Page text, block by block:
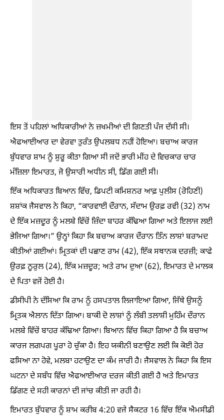
ਇਸ ਤੋਂ ਪਹਿਲਾਂ ਅਧਿਕਾਰੀਆਂ ਨੇ ਜ਼ਖਮੀਆਂ ਦੀ ਗਿਣਤੀ ਪੰਜ ਦੱਸੀ ਸੀ।
ਐਫਆਈਆਰ ਦਾ ਵੇਰਵਾ ਤੁਰੰਤ ਉਪਲਬਧ ਨਹੀਂ ਹੋਇਆ। ਬਚਾਅ ਕਾਰਜ
ਬੁੱਧਵਾਰ ਸ਼ਾਮ ਨੂੰ ਸ਼ੁਰੂ ਕੀਤਾ ਗਿਆ ਸੀ ਜਦੋਂ ਭਾਰੀ ਮੀਂਹ ਦੇ ਵਿਚਕਾਰ ਚਾਰ
ਮੰਜ਼ਿਲਾ ਇਮਾਰਤ, ਜੋ ਉਸਾਰੀ ਅਧੀਨ ਸੀ, ਡਿੱਗ ਗਈ ਸੀ।
ਇੱਕ ਅਧਿਕਾਰਤ ਬਿਆਨ ਵਿੱਚ, ਡਿਪਟੀ ਕਮਿਸ਼ਨਰ ਆਫ਼ ਪੁਲੀਸ (ਰੋਹਿਣੀ)
ਸ਼ਸ਼ਾਂਕ ਜੈਸਵਾਲ ਨੇ ਕਿਹਾ, “ਕਾਰਵਾਈ ਦੌਰਾਨ, ਸੱਦਾਮ ਉਰਫ਼ ਰਵੀ (32) ਨਾਮ
ਦੇ ਇੱਕ ਮਜ਼ਦੂਰ ਨੂੰ ਮਲਬੇ ਵਿੱਚੋਂ ਜ਼ਿੰਦਾ ਬਾਹਰ ਕੱਢਿਆ ਗਿਆ ਅਤੇ ਇਲਾਜ ਲਈ
ਭੇਜਿਆ ਗਿਆ।” ਉਨ੍ਹਾਂ ਕਿਹਾ ਕਿ ਬਚਾਅ ਕਾਰਜ ਦੌਰਾਨ ਤਿੰਨ ਲਾਸ਼ਾਂ ਬਰਾਮਦ
ਕੀਤੀਆਂ ਗਈਆਂ। ਮ੍ਰਿਤਕਾਂ ਦੀ ਪਛਾਣ ਰਾਮ (42), ਇੱਕ ਸਥਾਨਕ ਦਰਜ਼ੀ; ਕਾਫੇ
ਉਰਫ਼ ਨੂਰੁਲ (24), ਇੱਕ ਮਜ਼ਦੂਰ; ਅਤੇ ਰਾਮ ਦੁਆ (62), ਇਮਾਰਤ ਦੇ ਮਾਲਕ
ਦੇ ਪਿਤਾ ਵਜੋਂ ਹੋਈ ਹੈ।
ਡੀਸੀਪੀ ਨੇ ਦੱਸਿਆ ਕਿ ਰਾਮ ਨੂੰ ਹਸਪਤਾਲ ਲਿਜਾਇਆ ਗਿਆ, ਜਿੱਥੇ ਉਸਨੂੰ
ਮ੍ਰਿਤਕ ਐਲਾਨ ਦਿੱਤਾ ਗਿਆ। ਬਾਕੀ ਦੋ ਲਾਸ਼ਾਂ ਨੂੰ ਲੰਬੀ ਤਲਾਸ਼ੀ ਮੁਹਿੰਮ ਦੌਰਾਨ
ਮਲਬੇ ਵਿੱਚੋਂ ਬਾਹਰ ਕੱਢਿਆ ਗਿਆ। ਬਿਆਨ ਵਿੱਚ ਕਿਹਾ ਗਿਆ ਹੈ ਕਿ ਬਚਾਅ
ਕਾਰਜ ਲਗਪਗ ਪੂਰਾ ਹੋ ਚੁੱਕਾ ਹੈ। ਇਹ ਯਕੀਨੀ ਬਣਾਉਣ ਲਈ ਕਿ ਕੋਈ ਹੋਰ
ਫਸਿਆ ਨਾ ਹੋਵੇ, ਮਲਬਾ ਹਟਾਉਣ ਦਾ ਕੰਮ ਜਾਰੀ ਹੈ। ਜੈਸਵਾਲ ਨੇ ਕਿਹਾ ਕਿ ਇਸ
ਘਟਨਾ ਦੇ ਸਬੰਧ ਵਿੱਚ ਐਫਆਈਆਰ ਦਰਜ ਕੀਤੀ ਗਈ ਹੈ ਅਤੇ ਇਮਾਰਤ
ਡਿੱਗਣ ਦੇ ਸਹੀ ਕਾਰਨਾਂ ਦੀ ਜਾਂਚ ਕੀਤੀ ਜਾ ਰਹੀ ਹੈ।
ਇਮਾਰਤ ਬੁੱਧਵਾਰ ਨੂੰ ਸ਼ਾਮ ਕਰੀਬ 4:20 ਵਜੇ ਸੈਕਟਰ 16 ਵਿੱਚ ਇੱਕ ਐਮਸੀਡੀ